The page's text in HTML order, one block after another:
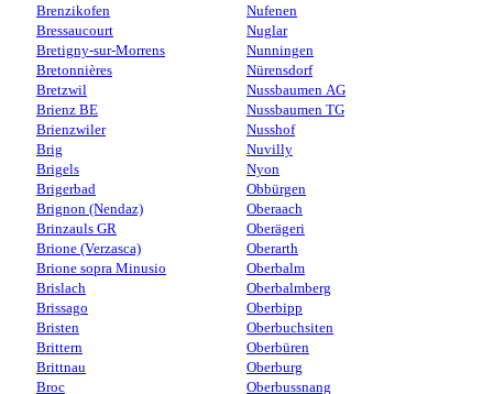
Brenzikofen
Bressaucourt
Bretigny-sur-Morrens
Bretonnières
Bretzwil
Brienz BE
Brienzwiler
Brig
Brigels
Brigerbad
Brignon (Nendaz)
Brinzauls GR
Brione (Verzasca)
Brione sopra Minusio
Brislach
Brissago
Bristen
Brittern
Brittnau
Broc
Nufenen
Nuglar
Nunningen
Nürensdorf
Nussbaumen AG
Nussbaumen TG
Nusshof
Nuvilly
Nyon
Obbürgen
Oberaach
Oberägeri
Oberarth
Oberbalm
Oberbalmberg
Oberbipp
Oberbuchsiten
Oberbüren
Oberburg
Oberbussnang